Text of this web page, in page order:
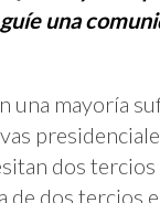
una
una mayoría
dos
dos tercios